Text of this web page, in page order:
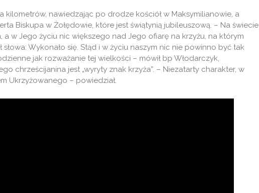
kilometrów, nawiedzając po drodze kościół w Maksymilianowie, a
Biskupa w Żołędowie, które jest świątynią jubileuszową. – Na świecie
a w Jego życiu nic większego nad Jego ofiarę na krzyżu, na którym
słowa: Wykonało się. Stąd i w życiu naszym nic nie powinno być tak
jak rozważanie tej wielkości – mówił bp Włodarczyk,
chrześcijanina jest „wyryty znak krzyża”. – Niezatarty charakter, w
Ukrzyżowanego – powiedział.